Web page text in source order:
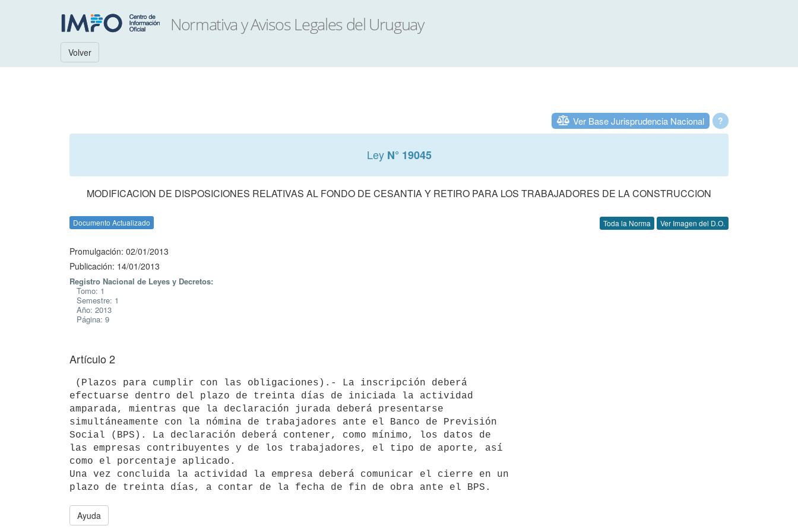
Volver
?
Ver Base Jurisprudencia Nacional
Ley N° 19045
MODIFICACION DE DISPOSICIONES RELATIVAS AL FONDO DE CESANTIA Y RETIRO PARA LOS TRABAJADORES DE LA CONSTRUCCION
Documento Actualizado Toda la Norma Ver Imagen del D.O.
Promulgación: 02/01/2013
Publicación: 14/01/2013
Registro Nacional de Leyes y Decretos:
Tomo: 1
Semestre: 1
Año: 2013
Página: 9
Artículo 2
efectuarse dentro del plazo de treinta días de iniciada la actividad
amparada, mientras que la declaración jurada deberá presentarse
simultáneamente con la nómina de trabajadores ante el Banco de Previsión
Social (BPS). La declaración deberá contener, como mínimo, los datos de
las empresas contribuyentes y de los trabajadores, el tipo de aporte, así
como el porcentaje aplicado.
Una vez concluida la actividad la empresa deberá comunicar el cierre en un
Ayuda